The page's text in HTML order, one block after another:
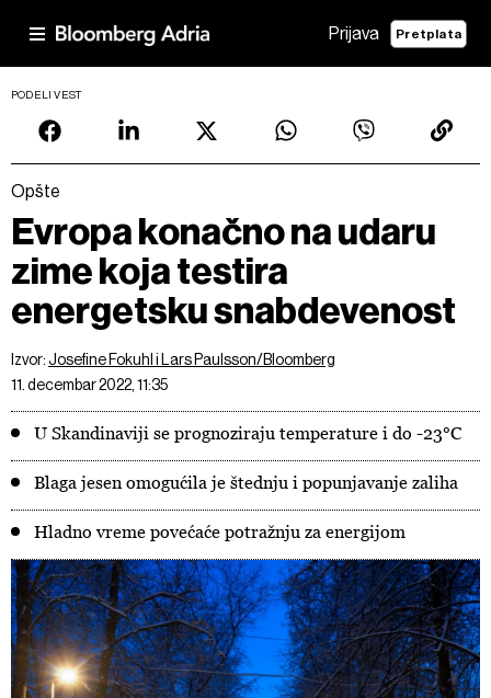
Prijava Pretplata
PODELI VEST
Opšte
Evropa konačno na udaru
zime koja testira
energetsku snabdevenost
Izvor:Josefine Fokuhl i Lars Paulsson/Bloomberg
11. decembar 2022, 11:35
U Skandinaviji se prognoziraju temperature i do -23°C
Blaga jesen omogućila je štednju i popunjavanje zaliha
Hladno vreme povećaće potražnju za energijom